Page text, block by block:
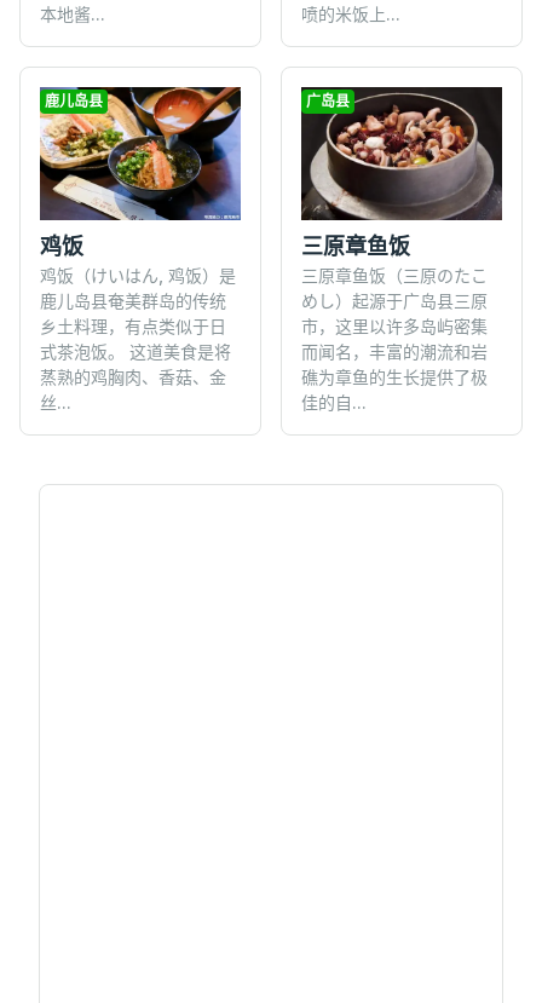
本地酱...
喷的米饭上...
鹿儿岛县
鸡饭
鸡饭（けいはん, 鸡饭）是
鹿儿岛县奄美群岛的传统
乡土料理，有点类似于日
式茶泡饭。 这道美食是将
蒸熟的鸡胸肉、香菇、金
丝...
广岛县
三原章鱼饭
三原章鱼饭（三原のたこ
めし）起源于广岛县三原
市，这里以许多岛屿密集
而闻名，丰富的潮流和岩
礁为章鱼的生长提供了极
佳的自...